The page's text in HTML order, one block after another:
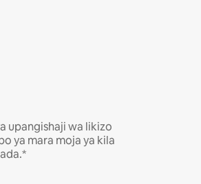
upangishaji wa likizo
ya mara moja ya kila